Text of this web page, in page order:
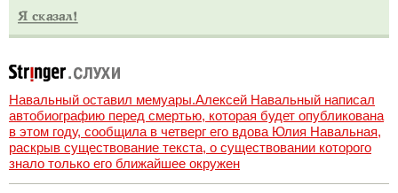
Навальный оставил мемуары.Алексей Навальный написал
автобиографию перед смертью, которая будет опубликована
в этом году, сообщила в четверг его вдова Юлия Навальная,
раскрыв существование текста, о существовании которого
знало только его ближайшее окружен